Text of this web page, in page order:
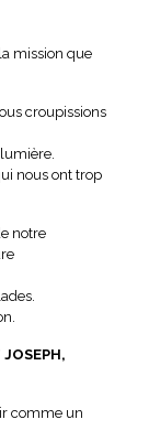
mission que
croupissions
nous ont trop
notre
comme un